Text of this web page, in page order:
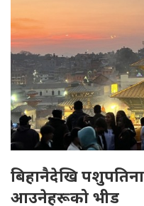
बिहानैदेखि
आउनेहरूको भीड